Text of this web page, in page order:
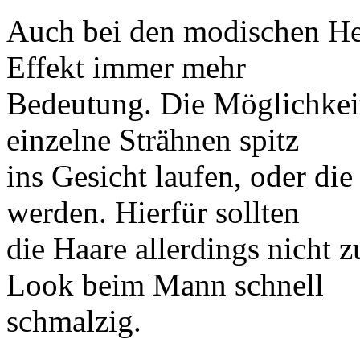
Auch bei den modischen
Effekt immer mehr
Bedeutung. Die
einzelne Strähnen spitz
ins Gesicht laufen, oder
werden. Hierfür sollten
die Haare allerdings nicht
Look beim Mann schnell
schmalzig.